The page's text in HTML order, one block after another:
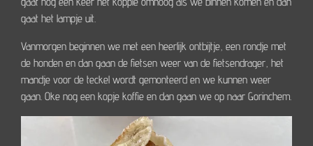
gaat het lampje uit.
Vanmorgen beginnen we met een heerlijk ontbijtje, een rondje met
de honden en dan gaan de fietsen weer van de fietsendrager, het
mandje voor de teckel wordt gemonteerd en we kunnen weer
gaan. Oke nog een kopje koffie en dan gaan we op naar Gorinchem.